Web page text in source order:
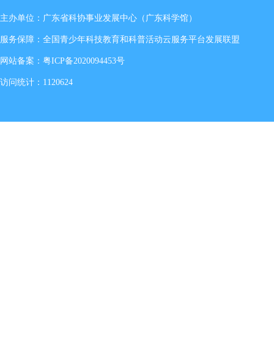
主办单位：广东省科协事业发展中心（广东科学馆）
服务保障：全国青少年科技教育和科普活动云服务平台发展联盟
网站备案： 粤ICP备2020094453号
访问统计：1120624